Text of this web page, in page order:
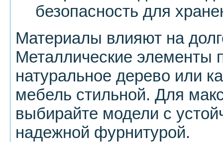
безопасность для
Материалы влияют на
Металлические элементы
натуральное дерево или
мебель стильной. Для
выбирайте модели с
надежной фурнитурой.